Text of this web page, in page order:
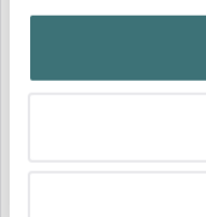
Samla in
kan ha en
Identifiera din
Ta reda på mer om
Du kan ändra eller
med glaslock